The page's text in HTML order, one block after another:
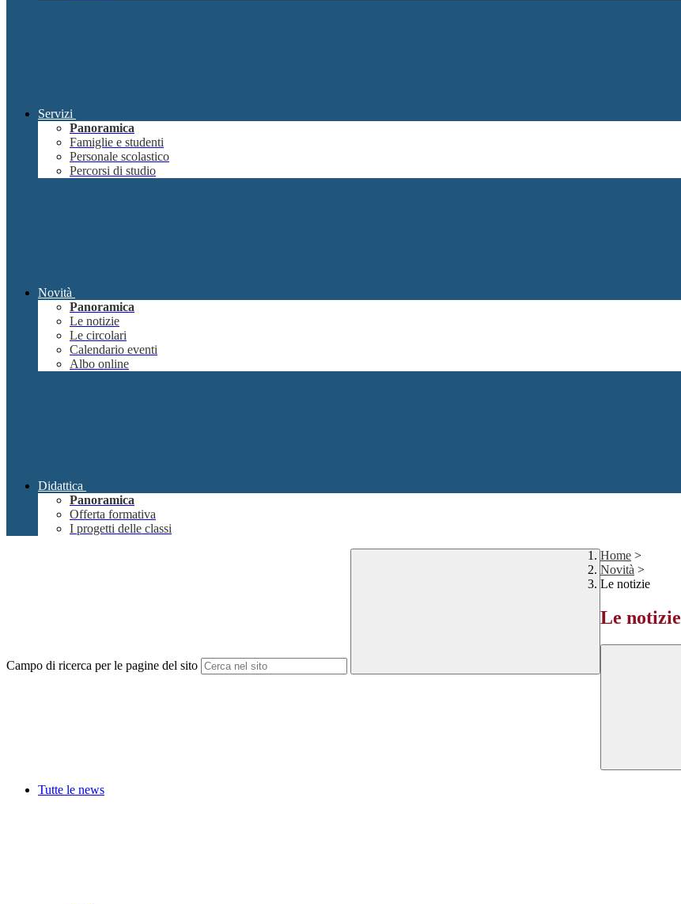
Servizi
Panoramica
Famiglie e studenti
Personale scolastico
Percorsi di studio
Novità
Panoramica
Le notizie
Le circolari
Calendario eventi
Albo online
Didattica
Panoramica
Offerta formativa
I progetti delle classi
Campo di ricerca per le pagine del sito
Home >
Novità >
Le notizie
Le notizie
Tutte le news